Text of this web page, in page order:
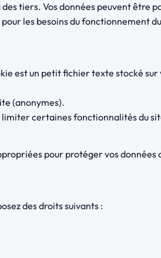
tiers. Vos données peuvent être
les besoins du fonctionnement
est un petit fichier texte stocké
(anonymes).
limiter certaines fonctionnalités du
pour protéger vos
des droits suivants :